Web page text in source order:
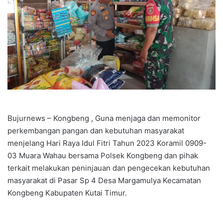
Bujurnews – Kongbeng , Guna menjaga dan memonitor
perkembangan pangan dan kebutuhan masyarakat
menjelang Hari Raya Idul Fitri Tahun 2023 Koramil 0909-
03 Muara Wahau bersama Polsek Kongbeng dan pihak
terkait melakukan peninjauan dan pengecekan kebutuhan
masyarakat di Pasar Sp 4 Desa Margamulya Kecamatan
Kongbeng Kabupaten Kutai Timur.